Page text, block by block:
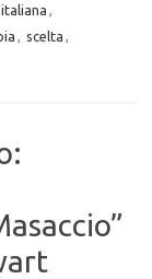
scelta